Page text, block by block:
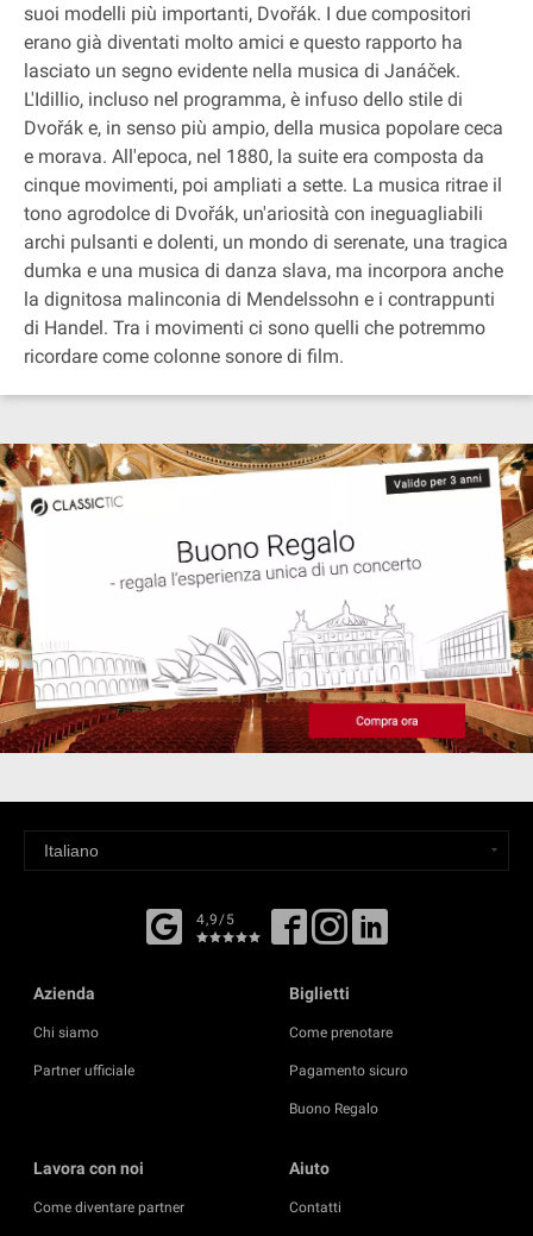
suoi modelli più importanti, Dvořák. I due compositori
erano già diventati molto amici e questo rapporto ha
lasciato un segno evidente nella musica di Janáček.
L'Idillio, incluso nel programma, è infuso dello stile di
Dvořák e, in senso più ampio, della musica popolare ceca
e morava. All'epoca, nel 1880, la suite era composta da
cinque movimenti, poi ampliati a sette. La musica ritrae il
tono agrodolce di Dvořák, un'ariosità con ineguagliabili
archi pulsanti e dolenti, un mondo di serenate, una tragica
dumka e una musica di danza slava, ma incorpora anche
la dignitosa malinconia di Mendelssohn e i contrappunti
di Handel. Tra i movimenti ci sono quelli che potremmo
ricordare come colonne sonore di film.
4,9/5
Azienda
Chi siamo
Partner ufficiale
Biglietti
Come prenotare
Pagamento sicuro
Buono Regalo
Lavora con noi
Come diventare partner
Aiuto
Contatti